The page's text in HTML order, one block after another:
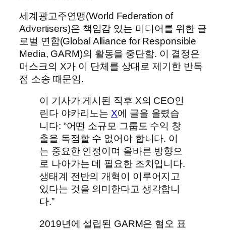
세계광고주연맹(World Federation of
Advertisers)은 책임감 있는 미디어를 위한 글
로벌 연합(Global Alliance for Responsible
Media, GARM)의 활동을 중단함. 이 결정은
머스크의 X가 이 단체를 상대로 제기한 반독
점 소송 때문임.
이 기사가 게시된 직후 X의 CEO인
린다 야카리노는X에 글을 올렸습
니다: “어떤 소규모 그룹도 수익 창
출을 독점할 수 없어야 합니다. 이
는 중요한 인정이며 올바른 방향으
로 나아가는 데 필요한 조치입니다.
생태계 전반의 개혁이 이루어지고
있다는 것을 의미한다고 생각합니
다.”
2019년에 설립된 GARM은 혐오 표